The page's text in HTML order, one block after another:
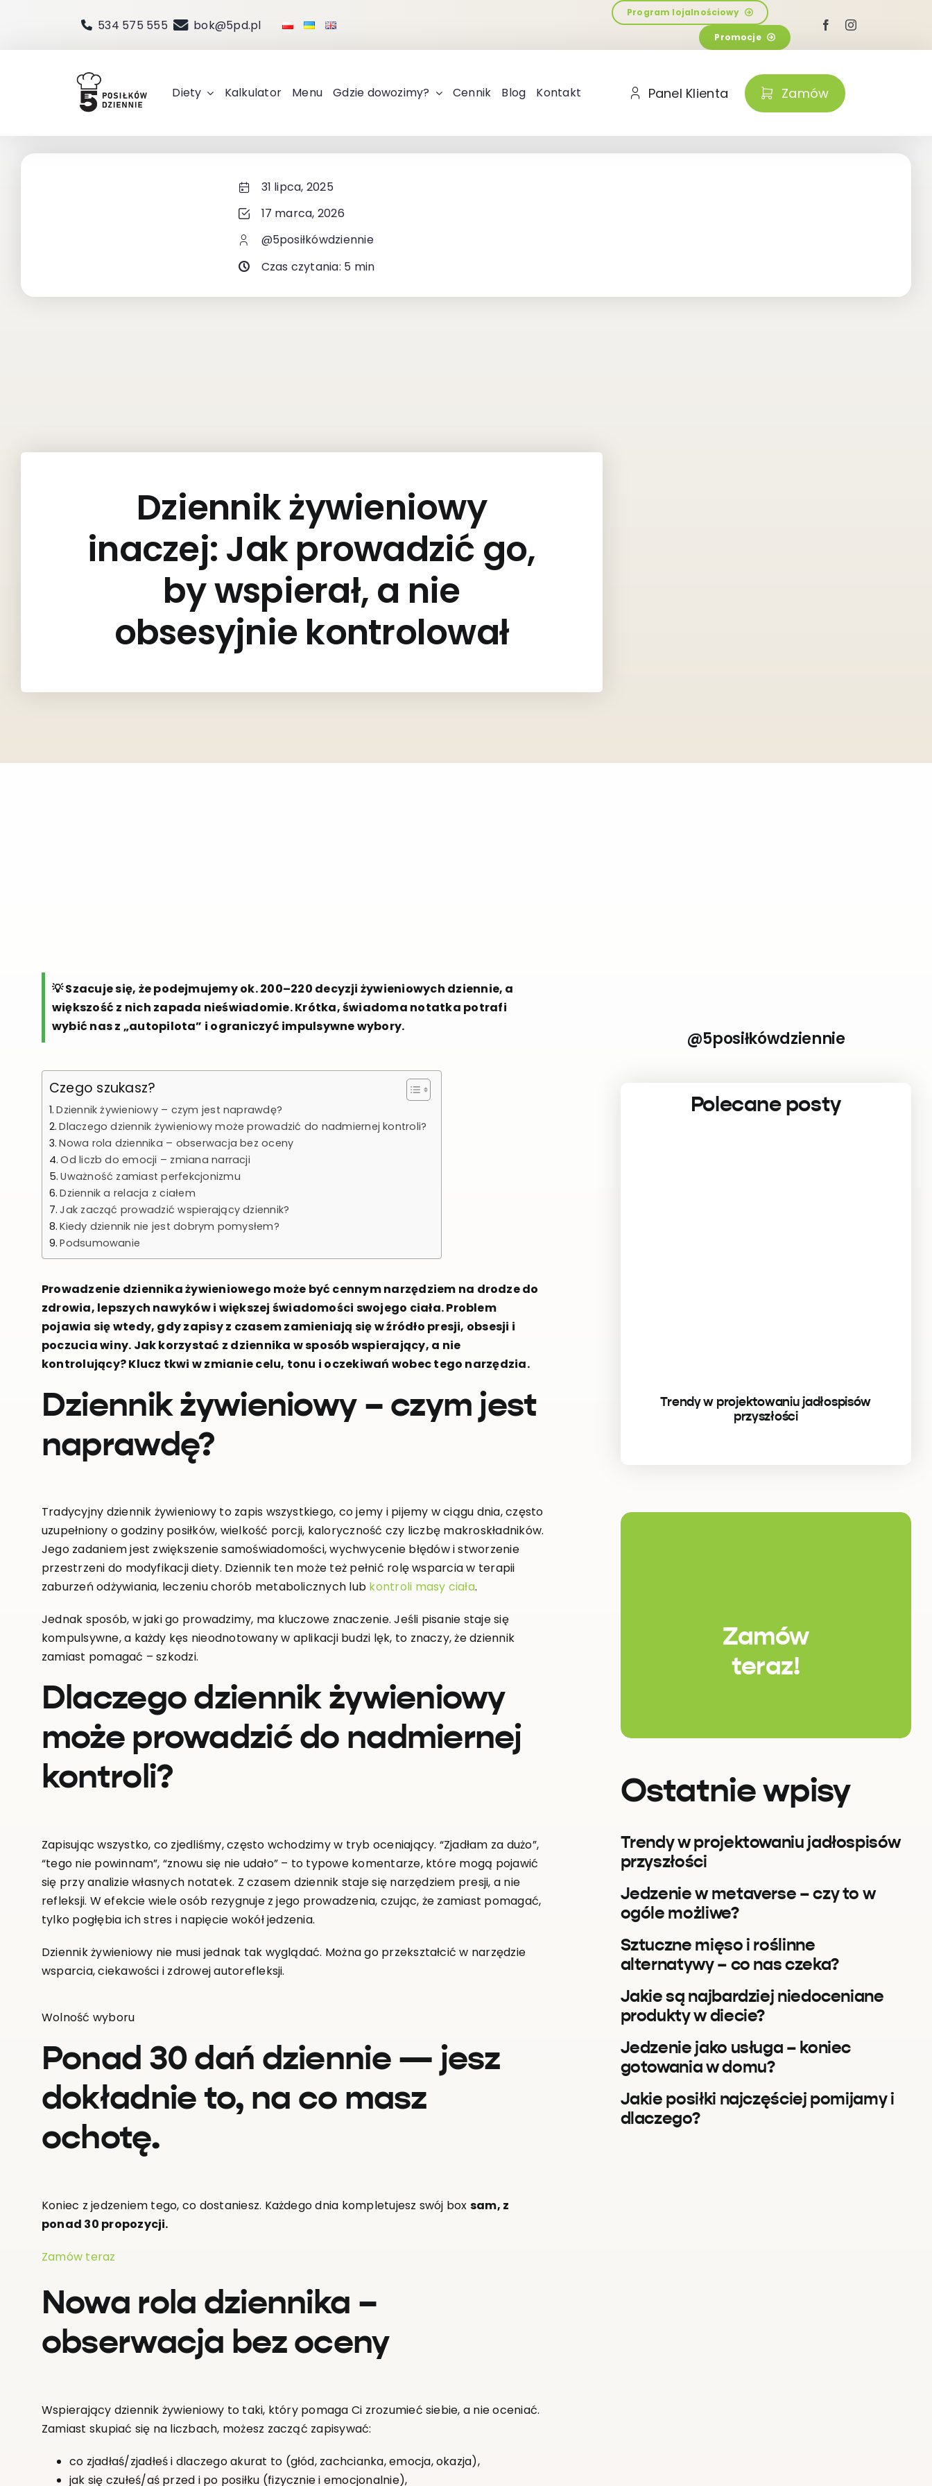
zawartości
534 575 555 bok@5pd.pl
Program lojalnościowy
Promocje
Diety Kalkulator Menu Gdzie dowozimy? Cennik Blog Kontakt Panel Klienta Zamów
31 lipca, 2025
17 marca, 2026
@5posiłkówdziennie
Czas czytania: 5 min
Dziennik żywieniowy
inaczej: Jak prowadzić go,
by wspierał, a nie
obsesyjnie kontrolował
@5posiłkówdziennie
Polecane posty
Trendy w projektowaniu jadłospisów
przyszłości
💡 Szacuje się, że podejmujemy ok. 200–220 decyzji żywieniowych dziennie, a
większość z nich zapada nieświadomie. Krótka, świadoma notatka potrafi
wybić nas z „autopilota” i ograniczyć impulsywne wybory.
Czego szukasz?
Dziennik żywieniowy – czym jest naprawdę?
Dlaczego dziennik żywieniowy może prowadzić do nadmiernej kontroli?
Nowa rola dziennika – obserwacja bez oceny
Od liczb do emocji – zmiana narracji
Uważność zamiast perfekcjonizmu
Dziennik a relacja z ciałem
Jak zacząć prowadzić wspierający dziennik?
Kiedy dziennik nie jest dobrym pomysłem?
Podsumowanie
Prowadzenie dziennika żywieniowego może być cennym narzędziem na drodze do
zdrowia, lepszych nawyków i większej świadomości swojego ciała. Problem
pojawia się wtedy, gdy zapisy z czasem zamieniają się w źródło presji, obsesji i
poczucia winy. Jak korzystać z dziennika w sposób wspierający, a nie
kontrolujący? Klucz tkwi w zmianie celu, tonu i oczekiwań wobec tego narzędzia.
Dziennik żywieniowy – czym jest
naprawdę?
Tradycyjny dziennik żywieniowy to zapis wszystkiego, co jemy i pijemy w ciągu dnia, często
uzupełniony o godziny posiłków, wielkość porcji, kaloryczność czy liczbę makroskładników.
Jego zadaniem jest zwiększenie samoświadomości, wychwycenie błędów i stworzenie
przestrzeni do modyfikacji diety. Dziennik ten może też pełnić rolę wsparcia w terapii
zaburzeń odżywiania, leczeniu chorób metabolicznych lub kontroli masy ciała.
Jednak sposób, w jaki go prowadzimy, ma kluczowe znaczenie. Jeśli pisanie staje się
kompulsywne, a każdy kęs nieodnotowany w aplikacji budzi lęk, to znaczy, że dziennik
zamiast pomagać – szkodzi.
Dlaczego dziennik żywieniowy
może prowadzić do nadmiernej
kontroli?
Zapisując wszystko, co zjedliśmy, często wchodzimy w tryb oceniający. “Zjadłam za dużo”,
“tego nie powinnam”, “znowu się nie udało” – to typowe komentarze, które mogą pojawić
się przy analizie własnych notatek. Z czasem dziennik staje się narzędziem presji, a nie
refleksji. W efekcie wiele osób rezygnuje z jego prowadzenia, czując, że zamiast pomagać,
tylko pogłębia ich stres i napięcie wokół jedzenia.
Dziennik żywieniowy nie musi jednak tak wyglądać. Można go przekształcić w narzędzie
wsparcia, ciekawości i zdrowej autorefleksji.
Wolność wyboru
Ponad 30 dań dziennie — jesz
dokładnie to, na co masz
ochotę.
Koniec z jedzeniem tego, co dostaniesz. Każdego dnia kompletujesz swój box sam, z
ponad 30 propozycji.
Zamów teraz
Nowa rola dziennika –
obserwacja bez oceny
Wspierający dziennik żywieniowy to taki, który pomaga Ci zrozumieć siebie, a nie oceniać.
Zamiast skupiać się na liczbach, możesz zacząć zapisywać:
co zjadłaś/zjadłeś i dlaczego akurat to (głód, zachcianka, emocja, okazja),
jak się czułeś/aś przed i po posiłku (fizycznie i emocjonalnie),
Zamów
teraz!
Ostatnie wpisy
Trendy w projektowaniu jadłospisów
przyszłości
Jedzenie w metaverse – czy to w
ogóle możliwe?
Sztuczne mięso i roślinne
alternatywy – co nas czeka?
Jakie są najbardziej niedoceniane
produkty w diecie?
Jedzenie jako usługa – koniec
gotowania w domu?
Jakie posiłki najczęściej pomijamy i
dlaczego?